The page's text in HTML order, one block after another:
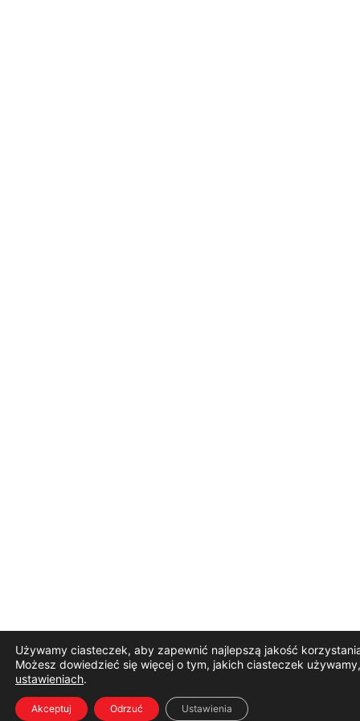
Używamy ciasteczek, aby zapewnić najlepszą jakość
Możesz dowiedzieć się więcej o tym, jakich ciasteczek
ustawieniach.
Akceptuj Odrzuć Ustawienia